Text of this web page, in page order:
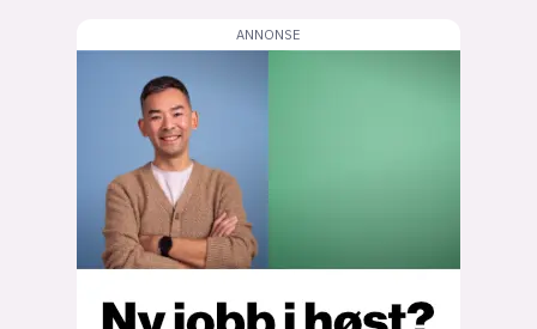
lys modus
mørk modus
nyhetsbrev
kode24-klubben
LinkedIn
Bluesky